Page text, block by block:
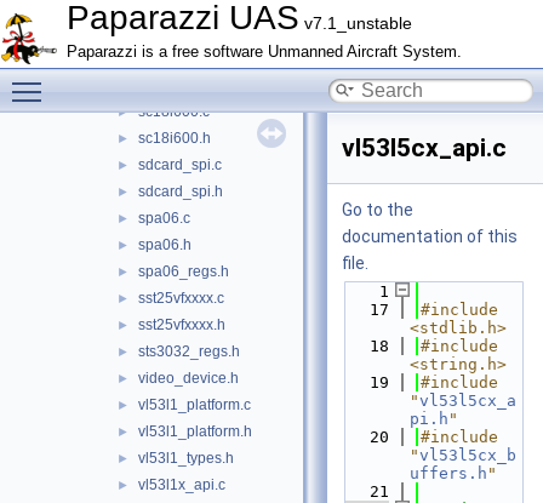
Paparazzi UAS v7.1_unstable
Paparazzi is a free software Unmanned Aircraft System.
qmc5883l.c
► qmc5883l.h
► rm3100.c
► sc18i600.c
► sc18i600.h
► sdcard_spi.c
► sdcard_spi.h
► spa06.c
► spa06.h
► spa06_regs.h
► sst25vfxxxx.c
► sst25vfxxxx.h
► sts3032_regs.h
► video_device.h
► vl53l1_platform.c
► vl53l1_platform.h
► vl53l1_types.h
► vl53l1x_api.c
vl53l5cx_api.c
Go to the
documentation of this
file.
    1
   17
#include
<stdlib.h>
   18
#include
<string.h>
   19
#include
"vl53l5cx_a
pi.h "
   20
#include
"vl53l5cx_b
uffers.h "
   21